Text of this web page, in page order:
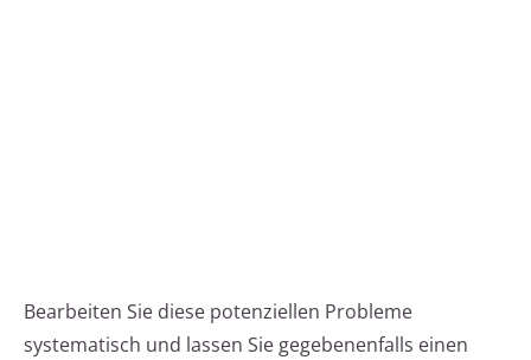
Bearbeiten Sie diese potenziellen Probleme
systematisch und lassen Sie gegebenenfalls einen